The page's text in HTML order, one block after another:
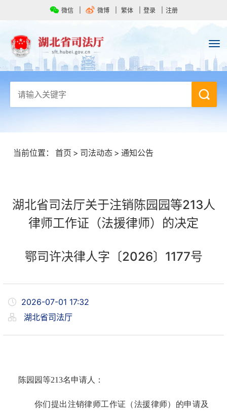
微信 微博 繁体 登录 注册
当前位置： 首页 > 司法动态 > 通知公告
湖北省司法厅关于注销陈园园等213人
律师工作证（法援律师）的决定
​鄂司许决律人字〔2026〕1177号
2026-07-01 17:32
湖北省司法厅
陈园园等213名申请人：
你们提出注销律师工作证（法援律师）的申请及